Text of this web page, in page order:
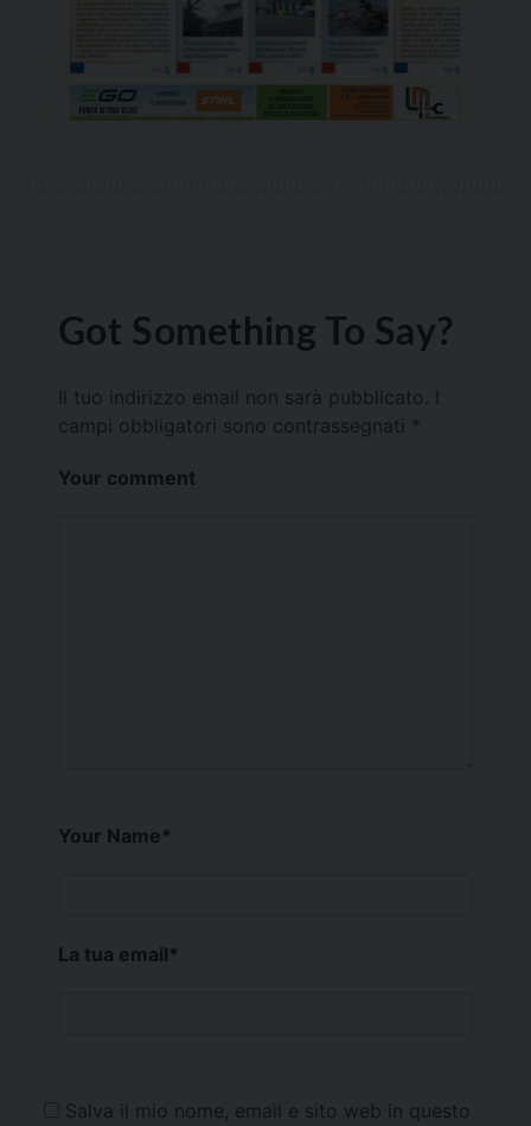
Got Something To Say?
Il tuo indirizzo email non sarà pubblicato.
campi obbligatori sono contrassegnati *
Your comment
Your Name*
La tua email*
Salva il mio nome, email e sito web in questo